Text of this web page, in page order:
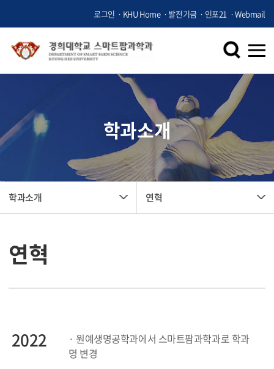
로그인 KHU Home 발전기금 인포21 Webmail
학과소개
학과소개 연혁
연혁
2022
· 원예생명공학과에서 스마트팜과학과로 학과
명 변경